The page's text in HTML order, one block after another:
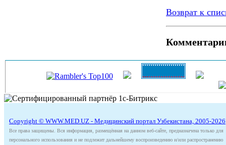
Возврат к
Copyright © WWW.MED.UZ - Медицинский портал Узбекистана, 2005-2026
Все права защищены. Вся информация, размещённая на данном веб-сайте, предназначена только для
персонального использования и не подлежит дальнейшему воспроизведению и/или распространению